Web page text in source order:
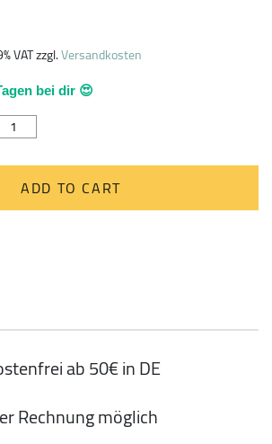
VATzzgl.Versandkosten
bei dir 😍
ADD TO CART
ab 50€ in DE
Rechnung möglich